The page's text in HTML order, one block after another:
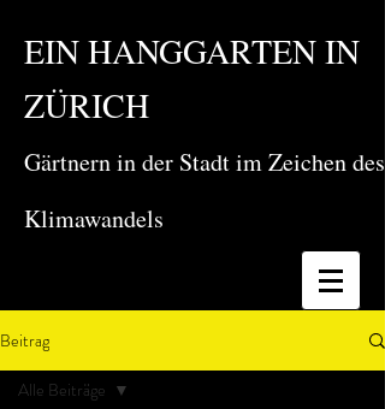
EIN HANGGARTEN IN
ZÜRICH
Gärtnern in der Stadt im Zeichen des
Klimawandels
Beitrag
Alle Beiträge